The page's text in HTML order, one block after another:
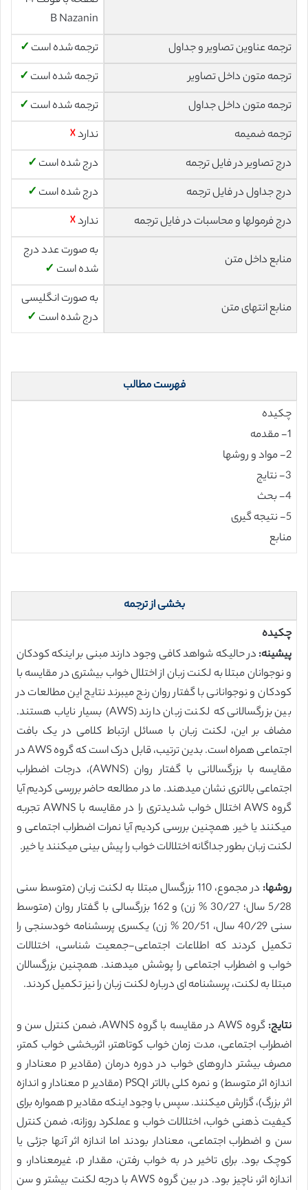
B Nazanin
ترجمه عناوین تصاویر و جداول
ترجمه شده است ✓
ترجمه متون داخل تصاویر
ترجمه شده است ✓
ترجمه متون داخل جداول
ترجمه شده است ✓
ترجمه ضمیمه
ندارد☓
درج تصاویر در فایل ترجمه
درج شده است ✓
درج جداول در فایل ترجمه
درج شده است ✓
درج فرمولها و محاسبات در فایل ترجمه
ندارد☓
منابع داخل متن
به صورت عدد درج
شده است ✓
منابع انتهای متن
به صورت انگلیسی
درج شده است ✓
فهرست مطالب
چکیده
1- مقدمه
2- مواد و روشها
3- نتایج
4- بحث
5- نتیجه گیری
منابع
بخشی از ترجمه
چکیده
پیشینه: در حالیکه شواهد کافی وجود دارند مبنی بر اینکه کودکان
و نوجوانان مبتلا به لکنت زبان از اختلال خواب بیشتری در مقایسه با
کودکان و نوجوانانی با گفتار روان رنج میبرند نتایج این مطالعات در
بین بزرگسالانی که لکنت زبان دارند (AWS) بسیار نایاب هستند.
مضاف بر این، لکنت زبان با مسائل ارتباط کلامی در یک بافت
اجتماعی همراه است. بدین ترتیب، قابل درک است که گروه AWS در
مقایسه با بزرگسالانی با گفتار روان (AWNS)، درجات اضطراب
اجتماعی بالاتری نشان میدهند. ما در مطالعه حاضر بررسی کردیم آیا
گروه AWS اختلال خواب شدیدتری را در مقایسه با AWNS تجربه
میکنند یا خیر. همچنین بررسی کردیم آیا نمرات اضطراب اجتماعی و
لکنت زبان بطور جداگانه اختلالات خواب را پیش بینی میکنند یا خیر.
روشها:
در مجموع، 110 بزرگسال مبتلا به لکنت زبان (متوسط سنی
5/28 سال؛ 30/27 % زن) و 162 بزرگسالی با گفتار روان (متوسط
سنی 40/29 سال، 20/51 % زن) یکسری پرسشنامه خودسنجی را
تکمیل کردند که اطلاعات اجتماعی-جمعیت شناسی، اختلالات
خواب و اضطراب اجتماعی را پوشش میدهند. همچنین بزرگسالان
مبتلا به لکنت، پرسشنامه ای درباره لکنت زبان را نیز تکمیل کردند.
نتایج:
گروه AWS در مقایسه با گروه AWNS، ضمن کنترل سن و
اضطراب اجتماعی، مدت زمان خواب کوتاهتر، اثربخشی خواب کمتر،
مصرف بیشتر داروهای خواب در دوره درمان (مقادیر p معنادار و
اندازه اثر متوسط) و نمره کلی بالاتر PSQI (مقادیر p معنادار و اندازه
اثر بزرگ)، گزارش میکنند. سپس با وجود اینکه مقادیر p همواره برای
کیفیت ذهنی خواب، اختلالات خواب و عملکرد روزانه، ضمن کنترل
سن و اضطراب اجتماعی، معنادار بودند اما اندازه اثر آنها جزئی یا
کوچک بود. برای تاخیر در به خواب رفتن، مقدار p، غیرمعنادار، و
اندازه اثر، ناچیز بود. در بین گروه AWS با درجه لکنت بیشتر و سن